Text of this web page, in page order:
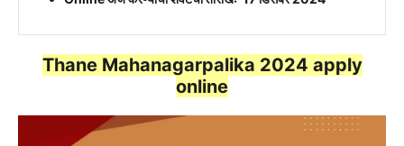
Thane Mahanagarpalika 2024 apply
online